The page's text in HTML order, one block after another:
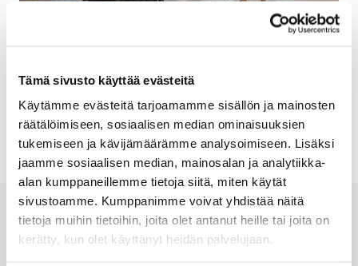
Tämä sivusto käyttää evästeitä
Käytämme evästeitä tarjoamamme sisällön ja mainosten
räätälöimiseen, sosiaalisen median ominaisuuksien
tukemiseen ja kävijämäärämme analysoimiseen. Lisäksi
jaamme sosiaalisen median, mainosalan ja analytiikka-
alan kumppaneillemme tietoja siitä, miten käytät
sivustoamme. Kumppanimme voivat yhdistää näitä
tietoja muihin tietoihin, joita olet antanut heille tai joita on
kerätty, kun olet käyttänyt heidän palvelujaan.
paraneb – Matkahuolto uueks
jaotuspartneriks
03.06.2026